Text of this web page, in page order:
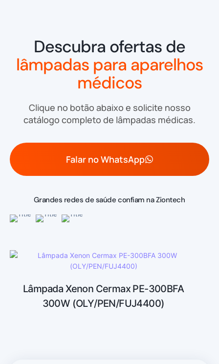
Descubra ofertas de
lâmpadas para aparelhos
médicos
Clique no botão abaixo e solicite nosso
catálogo completo de lâmpadas médicas.
Falar no WhatsApp
Grandes redes de saúde confiam na Ziontech
Lâmpada Xenon Cermax PE-300BFA
300W (OLY/PEN/FUJ4400)